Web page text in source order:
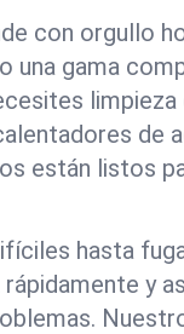
con orgullo
una gama
de
están listos
hasta
y